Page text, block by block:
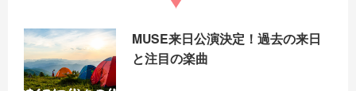
MUSE来日公演決定！過去の来日
と注目の楽曲